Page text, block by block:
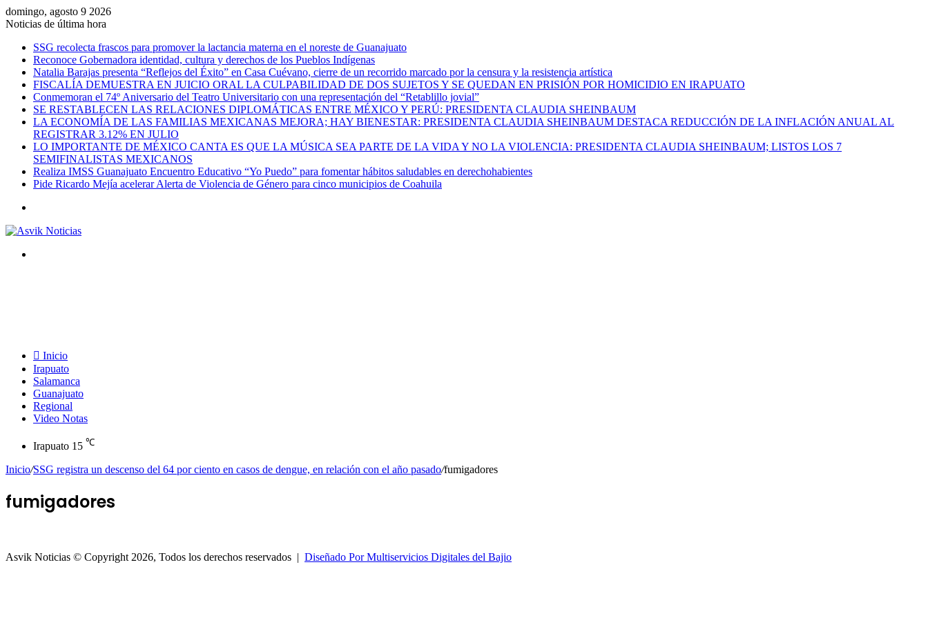
domingo, agosto 9 2026
Noticias de última hora
SSG recolecta frascos para promover la lactancia materna en el noreste de Guanajuato
Reconoce Gobernadora identidad, cultura y derechos de los Pueblos Indígenas
Natalia Barajas presenta “Reflejos del Éxito” en Casa Cuévano, cierre de un recorrido marcado por la censura y la resistencia artística
FISCALÍA DEMUESTRA EN JUICIO ORAL LA CULPABILIDAD DE DOS SUJETOS Y SE QUEDAN EN PRISIÓN POR HOMICIDIO EN IRAPUATO
Conmemoran el 74º Aniversario del Teatro Universitario con una representación del “Retablillo jovial”
SE RESTABLECEN LAS RELACIONES DIPLOMÁTICAS ENTRE MÉXICO Y PERÚ: PRESIDENTA CLAUDIA SHEINBAUM
LA ECONOMÍA DE LAS FAMILIAS MEXICANAS MEJORA; HAY BIENESTAR: PRESIDENTA CLAUDIA SHEINBAUM DESTACA REDUCCIÓN DE LA INFLACIÓN ANUAL AL
REGISTRAR 3.12% EN JULIO
LO IMPORTANTE DE MÉXICO CANTA ES QUE LA MÚSICA SEA PARTE DE LA VIDA Y NO LA VIOLENCIA: PRESIDENTA CLAUDIA SHEINBAUM; LISTOS LOS 7
SEMIFINALISTAS MEXICANOS
Realiza IMSS Guanajuato Encuentro Educativo “Yo Puedo” para fomentar hábitos saludables en derechohabientes
Pide Ricardo Mejía acelerar Alerta de Violencia de Género para cinco municipios de Coahuila
Inicio
Irapuato
Salamanca
Guanajuato
Regional
Video Notas
Irapuato 15 ℃
Inicio/SSG registra un descenso del 64 por ciento en casos de dengue, en relación con el año pasado/fumigadores
fumigadores
Asvik Noticias © Copyright 2026, Todos los derechos reservados | Diseñado Por Multiservicios Digitales del Bajio